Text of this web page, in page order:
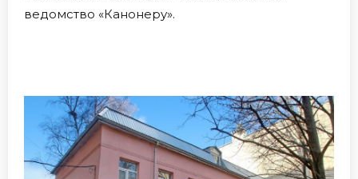
ведомство «Канонеру».